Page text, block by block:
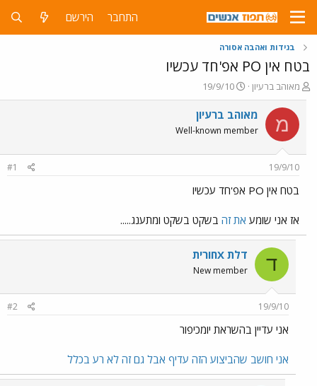
התחבר הירשם
בגידות ואהבה אסורה
בטח אין PO אפ'חד עכשיו
פ
ו
ת
ח
ה
ו
ש
א
מאוהב ברעיון
פ
ו
ר
ם
ר
19/9/10
מ מאוהב ברעיון
Well-known member
19/9/10
#1
בטח אין PO אפ'חד עכשיו
אז אני שומע את זה בשקט בשקט ומתענג.....
ד דלת Xחורית
New member
19/9/10
#2
אני עדיין בהשראת יומכיפור
אני חושב שהביצוע הזה עדיף אבל גם זה לא רע בכלל